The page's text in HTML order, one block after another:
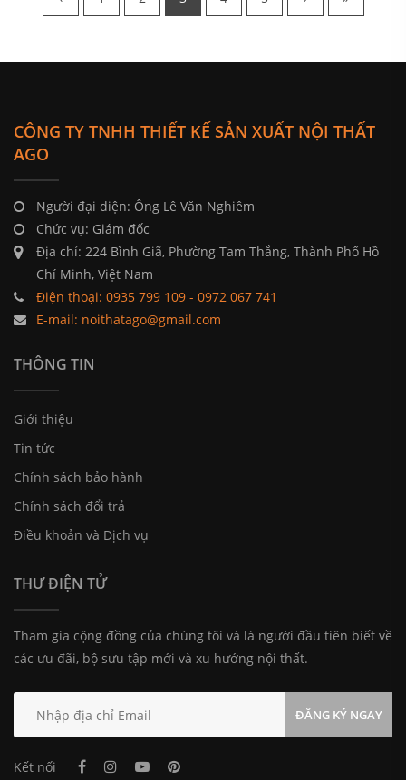
CÔNG TY TNHH THIẾT KẾ SẢN XUẤT NỘI THẤT
AGO
Người đại diện: Ông Lê Văn Nghiêm
Chức vụ: Giám đốc
Địa chỉ: 224 Bình Giã, Phường Tam Thắng, Thành Phố Hồ
Chí Minh, Việt Nam
Điện thoại: 0935 799 109 - 0972 067 741
E-mail: noithatago@gmail.com
THÔNG TIN
Giới thiệu
Tin tức
Chính sách bảo hành
Chính sách đổi trả
Điều khoản và Dịch vụ
THƯ ĐIỆN TỬ
Tham gia cộng đồng của chúng tôi và là người đầu tiên biết về
các ưu đãi, bộ sưu tập mới và xu hướng nội thất.
ĐĂNG KÝ NGAY
Kết nối